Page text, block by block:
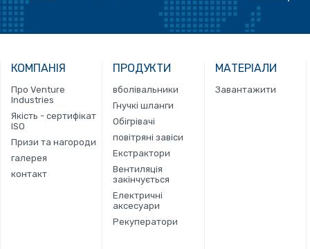
КОМПАНІЯ
Про Venture
Industries
Якість - сертифікат
ISO
Призи та нагороди
галерея
контакт
ПРОДУКТИ
вболівальники
Гнучкі шланги
Обігрівачі
повітряні завіси
Екстрактори
Вентиляція
закінчується
Електричні
аксесуари
Рекуператори
МАТЕРІАЛИ
Завантажити